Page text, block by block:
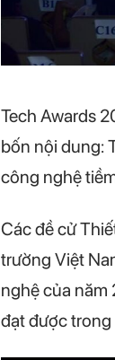
Tech Awards
bốn nội dung:
công nghệ
Các đề cử
trường Việt
nghệ của năm
đạt được